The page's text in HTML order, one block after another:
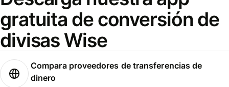
gratuita de conversión de
divisas Wise
Compara proveedores de transferencias de
dinero